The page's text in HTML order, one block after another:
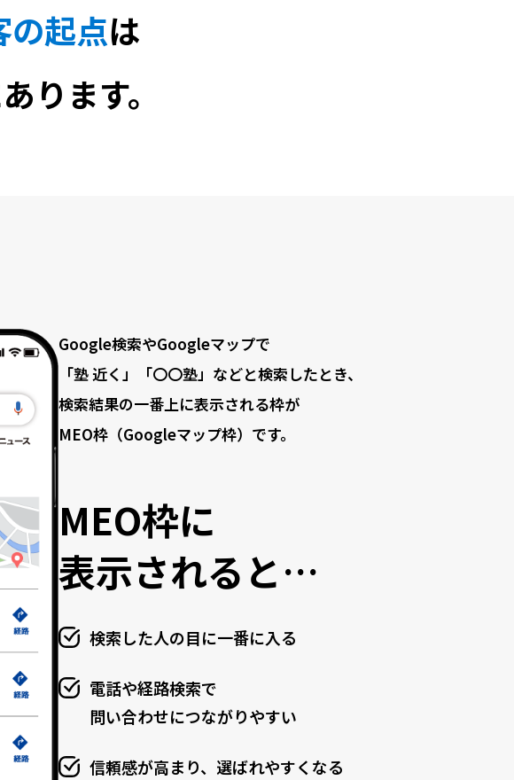
の起点は
ります。
Google検索やGoogleマップで
「塾 近く」「〇〇塾」などと検索したとき、
検索結果の一番上に表示される枠が
MEO枠（Googleマップ枠）です。
MEO枠に
表示されると…
検索した人の目に一番に入る
電話や経路検索で
問い合わせにつながりやすい
信頼感が高まり、選ばれやすくなる